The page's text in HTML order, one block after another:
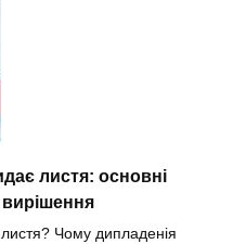
листя: основні
Чому дипладенія